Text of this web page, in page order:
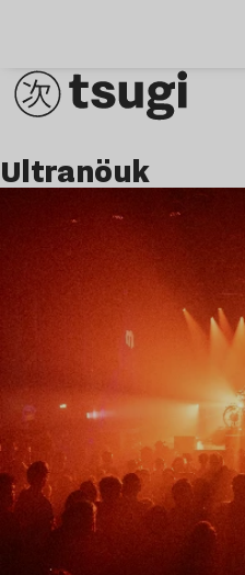
Ultranöuk